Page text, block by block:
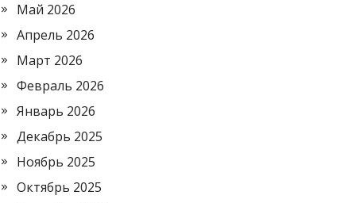
Май 2026
Апрель 2026
Март 2026
Февраль 2026
Январь 2026
Декабрь 2025
Ноябрь 2025
Октябрь 2025